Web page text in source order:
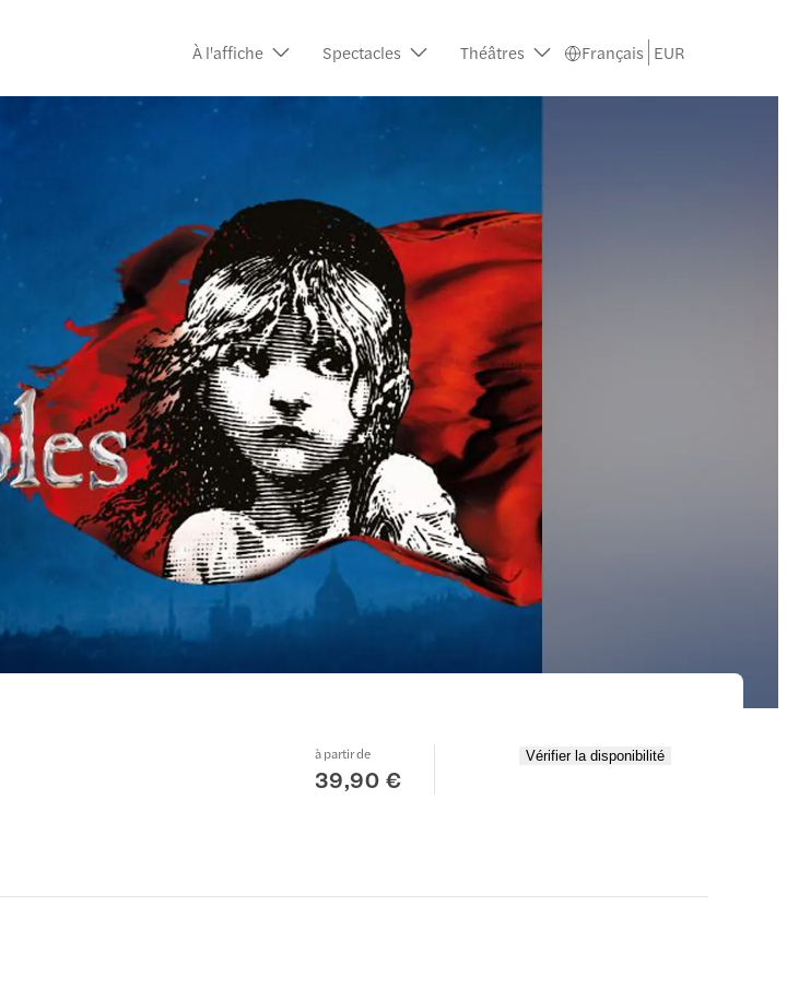
À l'affiche Spectacles Théâtres Français EUR
à partir de
39,90 €
Vérifier la disponibilité